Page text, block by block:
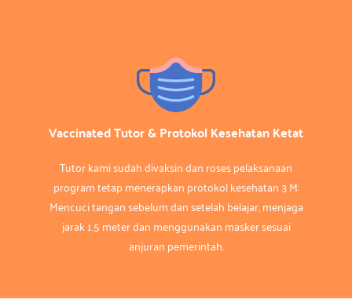
Vaccinated Tutor & Protokol Kesehatan Ketat
Tutor kami sudah divaksin dan roses pelaksanaan
program tetap menerapkan protokol kesehatan 3 M:
Mencuci tangan sebelum dan setelah belajar, menjaga
jarak 1.5 meter dan menggunakan masker sesuai
anjuran pemerintah.